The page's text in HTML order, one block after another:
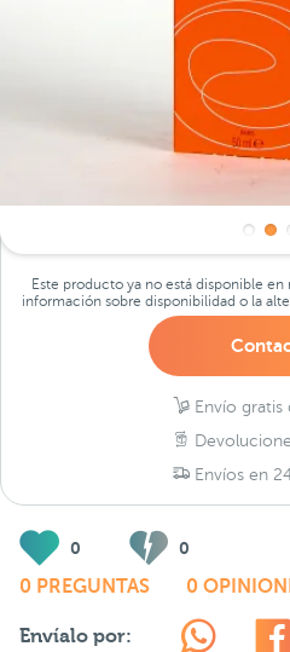
Este producto ya no está disponible
información sobre disponibilidad o la
Envío gratis
Envíos en
0 0
0 PREGUNTAS 0
Envíalo por: